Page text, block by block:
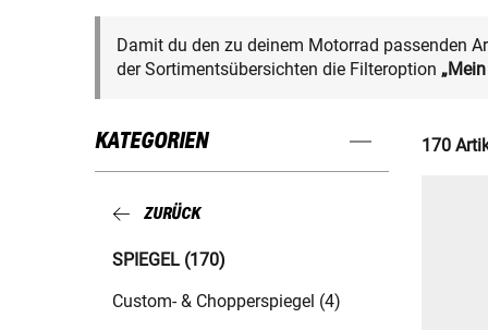
Damit du den zu deinem Motorrad passenden
der Sortimentsübersichten die Filteroption
KATEGORIEN
ZURÜCK
SPIEGEL (170)
Custom- & Chopperspiegel (4)
170